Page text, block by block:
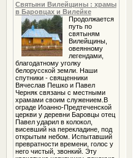
Святыни Вилейщины : храмы
в Баровцах и Вилейке
Продолжается
путь по
святыням
Вилейщины,
овеянному
легендами,
благодатному уголку
белорусской земли. Наши
спутники - священники
Вячеслав Пешко и Павел
Черняк связаны с местными
храмами своим служением.В
ограде Иоанно-Предтеченской
церкви у деревни Баровцы отец
Павел ударил в колокол,
висевший на перекладине, под
открытым небом. Испытавший
превратности времени, голос у
него чистый, звонкий. Эту